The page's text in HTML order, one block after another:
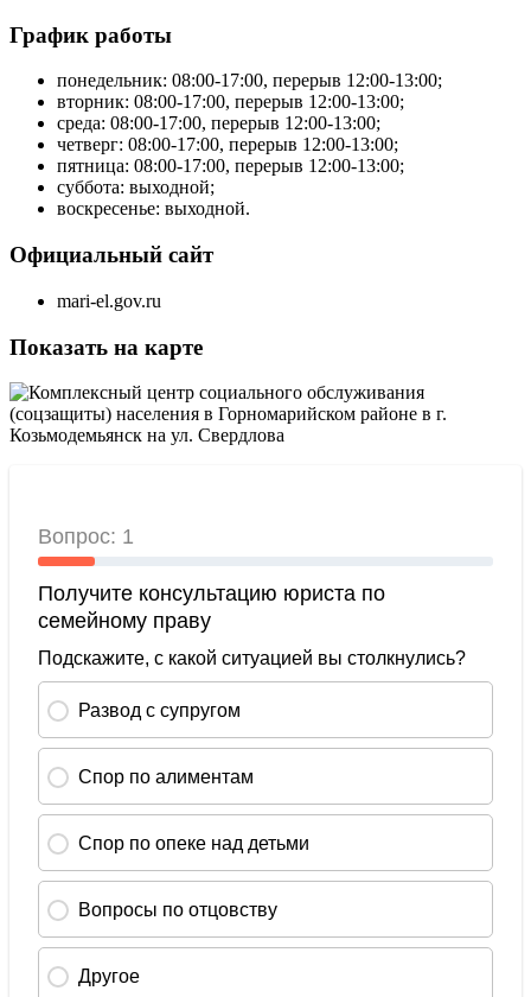
График работы
понедельник: 08:00-17:00, перерыв 12:00-13:00;
вторник: 08:00-17:00, перерыв 12:00-13:00;
среда: 08:00-17:00, перерыв 12:00-13:00;
четверг: 08:00-17:00, перерыв 12:00-13:00;
пятница: 08:00-17:00, перерыв 12:00-13:00;
суббота: выходной;
воскресенье: выходной.
Официальный сайт
mari-el.gov.ru
Показать на карте